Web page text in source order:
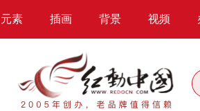
元素 插画 背景 视频